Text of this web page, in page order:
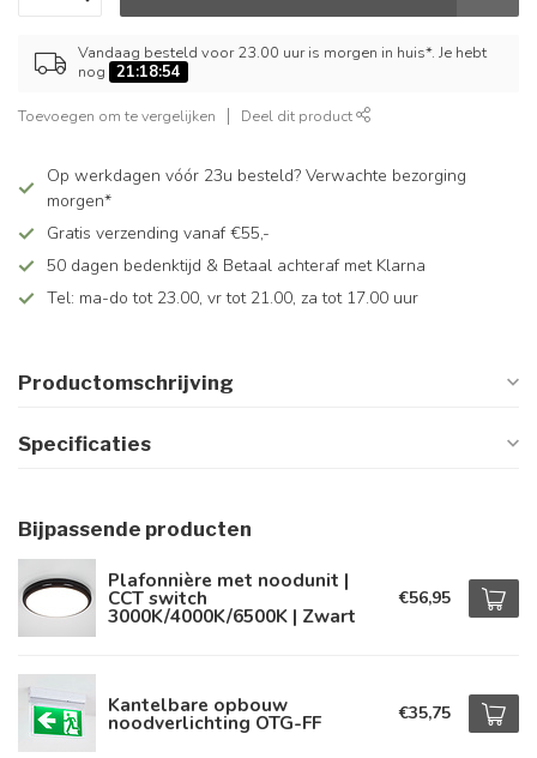
Vandaag besteld voor 23.00 uur is morgen in huis*. Je hebt
nog 21:18:53
Toevoegen om te vergelijken Deel dit product
Op werkdagen vóór 23u besteld? Verwachte bezorging
morgen*
Gratis verzending vanaf €55,-
50 dagen bedenktijd & Betaal achteraf met Klarna
Tel: ma-do tot 23.00, vr tot 21.00, za tot 17.00 uur
Productomschrijving
Specificaties
Bijpassende producten
Plafonnière met noodunit |
CCT switch
3000K/4000K/6500K | Zwart
€56,95
Kantelbare opbouw
noodverlichting OTG-FF €35,75